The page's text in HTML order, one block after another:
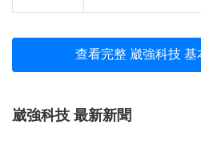
查看完整 崴強科技 基
崴強科技 最新新聞